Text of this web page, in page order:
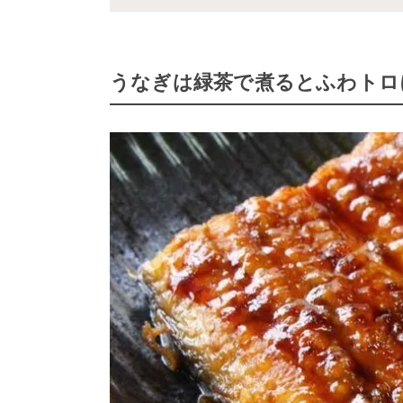
うなぎは緑茶で煮るとふわト